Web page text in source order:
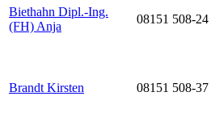
Biethahn Dipl.-Ing.
(FH) Anja
08151 508-24
Brandt Kirsten 08151 508-37